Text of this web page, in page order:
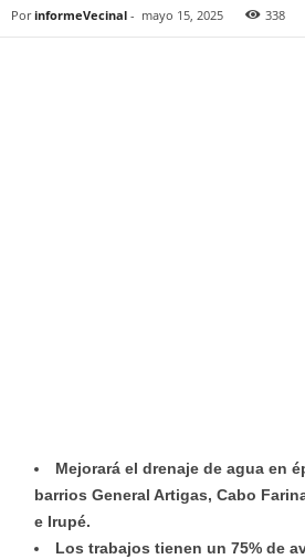
Por informeVecinal - mayo 15, 2025 338
Mejorará el drenaje de agua en
barrios General Artigas, Cabo
e Irupé.
Los trabajos tienen un 75% de